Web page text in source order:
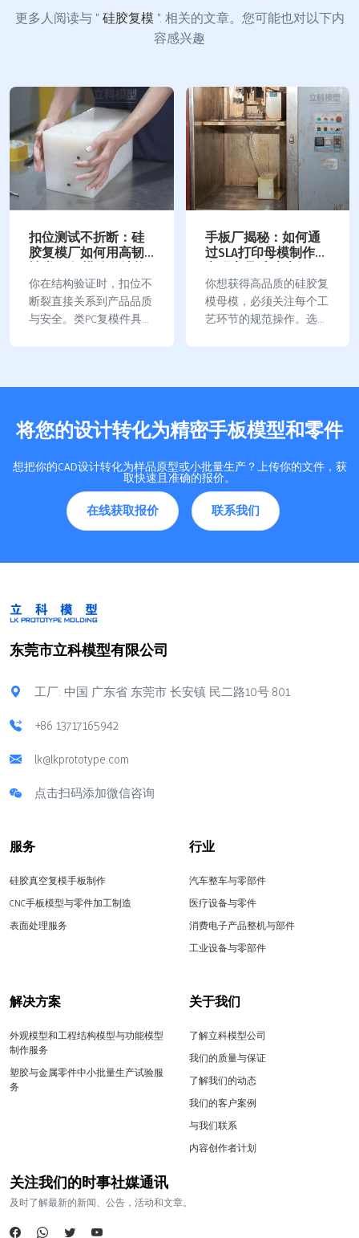
更多人阅读与 " 硅胶复模 ". 相关的文章。您可能也对以下内
容感兴趣
手板厂揭秘：如何通
过SLA打印母模制作，
实现高品质硅胶复
模？
你想获得高品质的硅胶复
模母模，必须关注每个工
艺环节的规范操作。选择
样模具硬度和固化时间才
要慢慢搅拌，避免气泡产
生…
告别后期喷涂！免喷
涂手板厂家如何利用
调色翻模工艺攻克色
差难题？
你在免喷涂手板制作中常
常会遇到色差问题。调色
复模工艺帮助你精准还原
混合。你还需要注意充分
能有效减少色差。你控制
好…
将您的设计转化为精密手板模型和零件
想把你的CAD设计转化为样品原型或小批量生产？上传你的文件，获
取快速且准确的报价。
在线获取报价 联系我们
东莞市立科模型有限公司
工厂: 中国 广东省 东莞市 长安镇 民二路10号 801
+86 13717165942
lk@lkprototype.com
点击扫码添加微信咨询
服务
硅胶真空复模手板制作
CNC手板模型与零件加工制造
表面处理服务
行业
汽车整车与零部件
医疗设备与零件
消费电子产品整机与部件
工业设备与零部件
解决方案
外观模型和工程结构模型与功能模型
制作服务
塑胶与金属零件中小批量生产试验服
务
关于我们
了解立科模型公司
我们的质量与保证
了解我们的动态
我们的客户案例
与我们联系
内容创作者计划
关注我们的时事社媒通讯
及时了解最新的新闻、公告，活动和文章。